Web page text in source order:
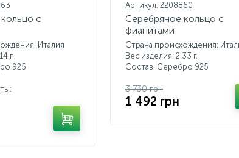
с
Италия
г.
925
Артикул: 2208860
Серебряное кольцо с
фианитами
Страна происхождения:
Вес изделия: 2,33 г.
Состав: Серебро 925
3 730 грн
1 492 грн